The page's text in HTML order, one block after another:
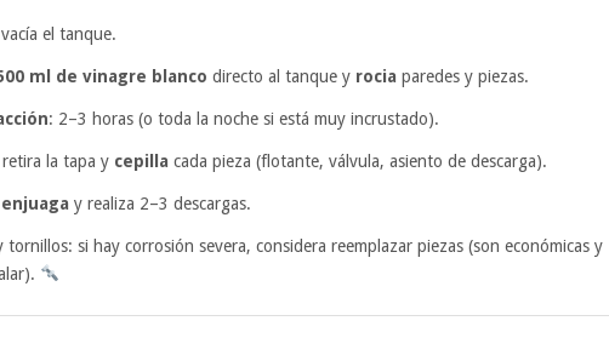
el tanque.
ml de vinagre blanco directo al tanque y rocia paredes y piezas.
: 2–3 horas (o toda la noche si está muy incrustado).
la tapa y cepilla cada pieza (flotante, válvula, asiento de descarga).
enjuaga y realiza 2–3 descargas.
tornillos: si hay corrosión severa, considera reemplazar piezas (son económicas y